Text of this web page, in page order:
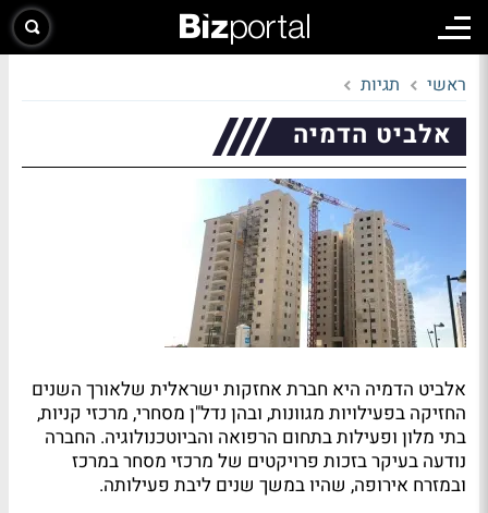
ראשי תגיות
אלביט הדמיה
אלביט הדמיה היא חברת אחזקות ישראלית שלאורך השנים
החזיקה בפעילויות מגוונות, ובהן נדל"ן מסחרי, מרכזי קניות,
בתי מלון ופעילות בתחום הרפואה והביוטכנולוגיה. החברה
נודעה בעיקר בזכות פרויקטים של מרכזי מסחר במרכז
ובמזרח אירופה, שהיו במשך שנים ליבת פעילותה.